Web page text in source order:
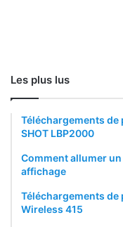
Les plus lus
Téléchargements de
SHOT LBP2000
Comment allumer
affichage
Téléchargements de
Wireless 415